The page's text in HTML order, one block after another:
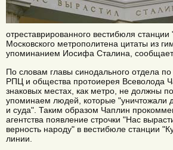
отреставрированного вестибюля станции
Московского метрополитена цитаты из
упоминанием Иосифа Сталина,
По словам главы синодального отдела
РПЦ и общества протоиерея Всеволода
знаковых местах, как метро, не должны
упоминаем людей, которые "уничтожали
и суда". Таким образом Чаплин
агентства появление строчки "Нас
верность народу" в вестибюле станции
линии.